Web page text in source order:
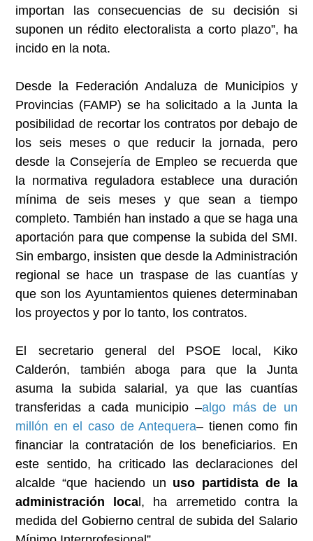
importan las consecuencias de su decisión si
suponen un rédito electoralista a corto plazo”, ha
incido en la nota.
Desde la Federación Andaluza de Municipios y
Provincias (FAMP) se ha solicitado a la Junta la
posibilidad de recortar los contratos por debajo de
los seis meses o que reducir la jornada, pero
desde la Consejería de Empleo se recuerda que
la normativa reguladora establece una duración
mínima de seis meses y que sean a tiempo
completo. También han instado a que se haga una
aportación para que compense la subida del SMI.
Sin embargo, insisten que desde la Administración
regional se hace un traspase de las cuantías y
que son los Ayuntamientos quienes determinaban
los proyectos y por lo tanto, los contratos.
El secretario general del PSOE local, Kiko
Calderón, también aboga para que la Junta
asuma la subida salarial, ya que las cuantías
transferidas a cada municipio –algo más de un
millón en el caso de Antequera– tienen como fin
financiar la contratación de los beneficiarios. En
este sentido, ha criticado las declaraciones del
alcalde “que haciendo un uso partidista de la
administración loca l, ha arremetido contra la
medida del Gobierno central de subida del Salario